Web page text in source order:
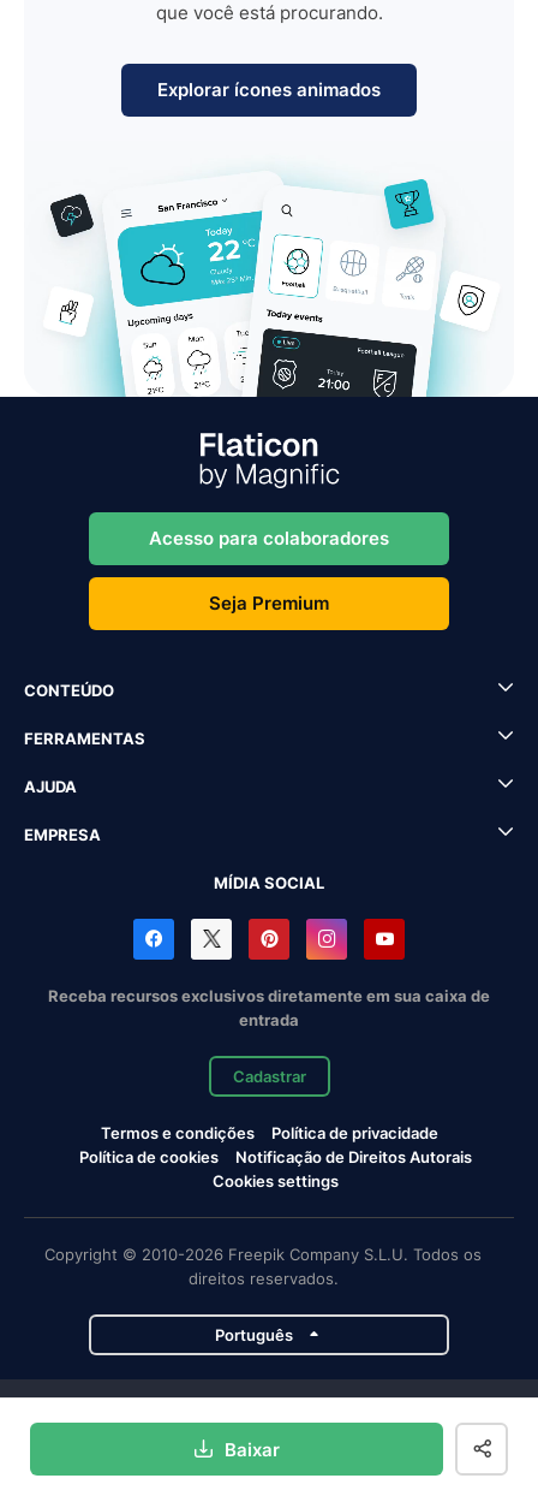
Baixar
que você está procurando.
Explorar ícones animados
Acesso para colaboradores
Seja Premium
CONTEÚDO
FERRAMENTAS
AJUDA
EMPRESA
MÍDIA SOCIAL
Receba recursos exclusivos diretamente em sua caixa de
entrada
Cadastrar
Termos e condições
Política de privacidade
Política de cookies
Notificação de Direitos Autorais
Cookies settings
Copyright © 2010-2026 Freepik Company S.L.U. Todos os
direitos reservados.
Português
Magnific Flaticon